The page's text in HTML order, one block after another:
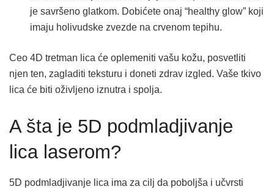
je savršeno glatkom. Dobićete onaj “healthy glow” koji
imaju holivudske zvezde na crvenom tepihu.
Ceo 4D tretman lica će oplemeniti vašu kožu, posvetliti
njen ten, zagladiti teksturu i doneti zdrav izgled. Vaše tkivo
lica će biti oživljeno iznutra i spolja.
A šta je 5D podmladjivanje
lica laserom?
5D podmladjivanje lica ima za cilj da poboljša i učvrsti